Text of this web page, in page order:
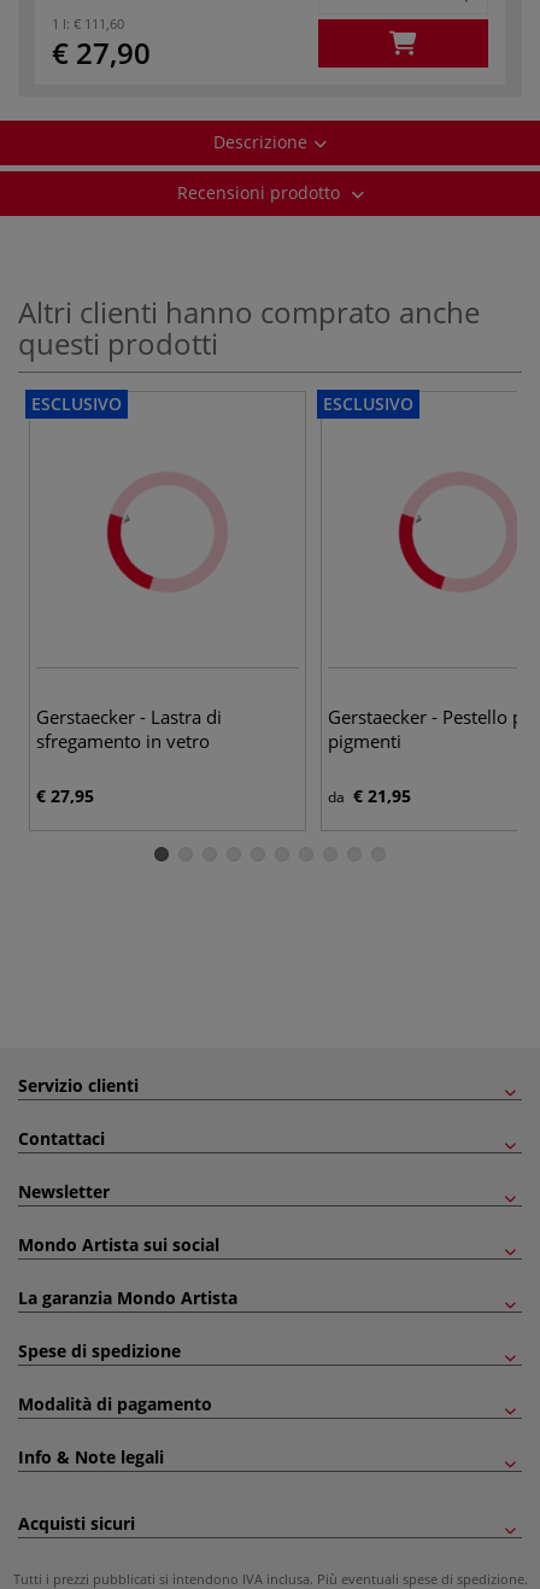
1 l: € 111,60
€ 27,90
Descrizione
Recensioni prodotto
Altri clienti hanno comprato anche
questi prodotti
ESCLUSIVO
Gerstaecker - Lastra di
sfregamento in vetro
€ 27,95
ESCLUSIVO
Gerstaecker - Pestello per
pigmenti
da € 21,95
Servizio clienti
Contattaci
Newsletter
Mondo Artista sui social
La garanzia Mondo Artista
Spese di spedizione
Modalità di pagamento
Info & Note legali
Acquisti sicuri
Tutti i prezzi pubblicati si intendono IVA inclusa. Più eventuali spese di spedizione.